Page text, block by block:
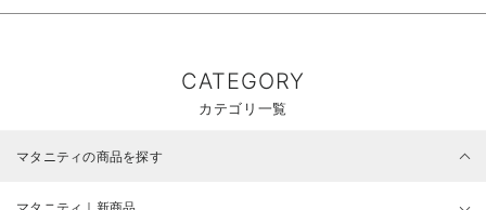
CATEGORY
カテゴリ一覧
マタニティの商品を探す